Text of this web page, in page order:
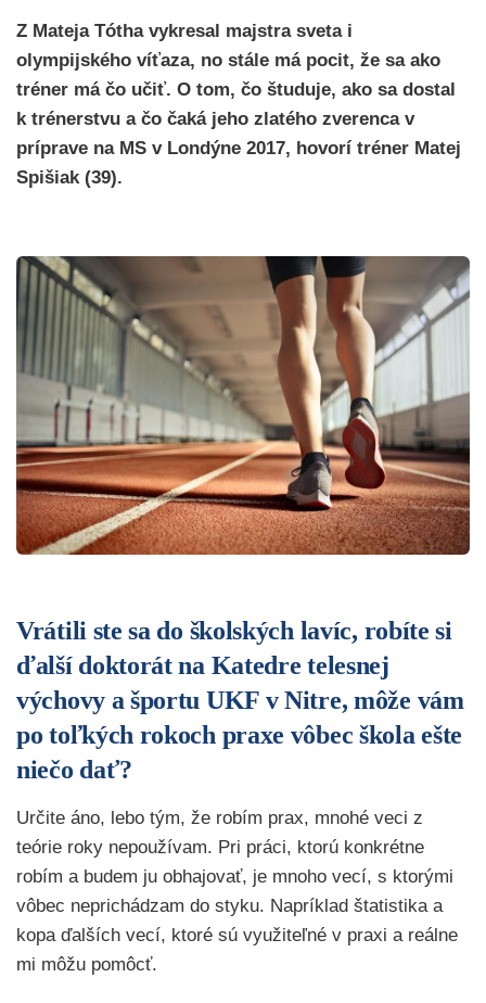
Z Mateja Tótha vykresal majstra sveta i
olympijského víťaza, no stále má pocit, že sa ako
tréner má čo učiť. O tom, čo študuje, ako sa dostal
k trénerstvu a čo čaká jeho zlatého zverenca v
príprave na MS v Londýne 2017, hovorí tréner Matej
Spišiak (39).
Vrátili ste sa do školských lavíc, robíte si
ďalší doktorát na Katedre telesnej
výchovy a športu UKF v Nitre, môže vám
po toľkých rokoch praxe vôbec škola ešte
niečo dať?
Určite áno, lebo tým, že robím prax, mnohé veci z
teórie roky nepoužívam. Pri práci, ktorú konkrétne
robím a budem ju obhajovať, je mnoho vecí, s ktorými
vôbec neprichádzam do styku. Napríklad štatistika a
kopa ďalších vecí, ktoré sú využiteľné v praxi a reálne
mi môžu pomôcť.